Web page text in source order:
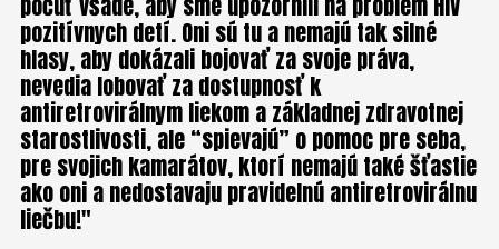
pozitívnych detí. Oni sú tu a nemajú tak silné
hlasy, aby dokázali bojovať za svoje práva,
nevedia lobovať za dostupnosť k
antiretrovirálnym liekom a základnej zdravotnej
starostlivosti, ale “spievajú” o pomoc pre seba,
pre svojich kamarátov, ktorí nemajú také šťastie
ako oni a nedostavaju pravidelnú antiretrovirálnu
liečbu!